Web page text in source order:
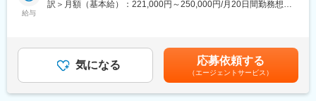
■組織構成
メンバーは男性7名、女性8名が在籍。多くが中途入社で、介護業
界未経験者も半数程度在籍し、活躍しています。（20代前半～60
発酵した健康な堆肥をしっかりと入れた大地で育つキャベツは、
花を咲かせる必要がないのでどんどん大きく育ち、甘みのあるお
いしいキャベツが収穫できます。今では年間700トン以上の生産
給与
訳＞月額（基本給）：221,000円～250,000円/月20日間勤務想定
手当＞有賃金はあくまでも目安の金額であり、選考を通じて上下
する可能性があります。月給(月額)は固定手当を含めた表記です。
気になる 応募依頼する
（エージェントサービス）